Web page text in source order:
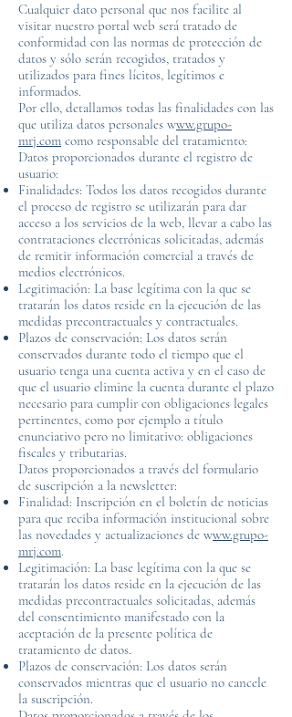
Cualquier dato personal que nos facilite al
visitar nuestro portal web será tratado de
conformidad con las normas de protección de
datos y sólo serán recogidos, tratados y
utilizados para fines lícitos, legítimos e
informados.
Por ello, detallamos todas las finalidades con las
que utiliza datos personales www.grupo-
mrj.com como responsable del tratamiento:
Datos proporcionados durante el registro de
usuario:
Finalidades: Todos los datos recogidos durante
el proceso de registro se utilizarán para dar
acceso a los servicios de la web, llevar a cabo las
contrataciones electrónicas solicitadas, además
de remitir información comercial a través de
medios electrónicos.
Legitimación: La base legítima con la que se
tratarán los datos reside en la ejecución de las
medidas precontractuales y contractuales.
Plazos de conservación: Los datos serán
conservados durante todo el tiempo que el
usuario tenga una cuenta activa y en el caso de
que el usuario elimine la cuenta durante el plazo
necesario para cumplir con obligaciones legales
pertinentes, como por ejemplo a título
enunciativo pero no limitativo: obligaciones
fiscales y tributarias.
Datos proporcionados a través del formulario
de suscripción a la newsletter:
Finalidad: Inscripción en el boletín de noticias
para que reciba información institucional sobre
las novedades y actualizaciones de www.grupo-
mrj.com.
Legitimación: La base legítima con la que se
tratarán los datos reside en la ejecución de las
medidas precontractuales solicitadas, además
del consentimiento manifestado con la
aceptación de la presente política de
tratamiento de datos.
Plazos de conservación: Los datos serán
conservados mientras que el usuario no cancele
la suscripción.